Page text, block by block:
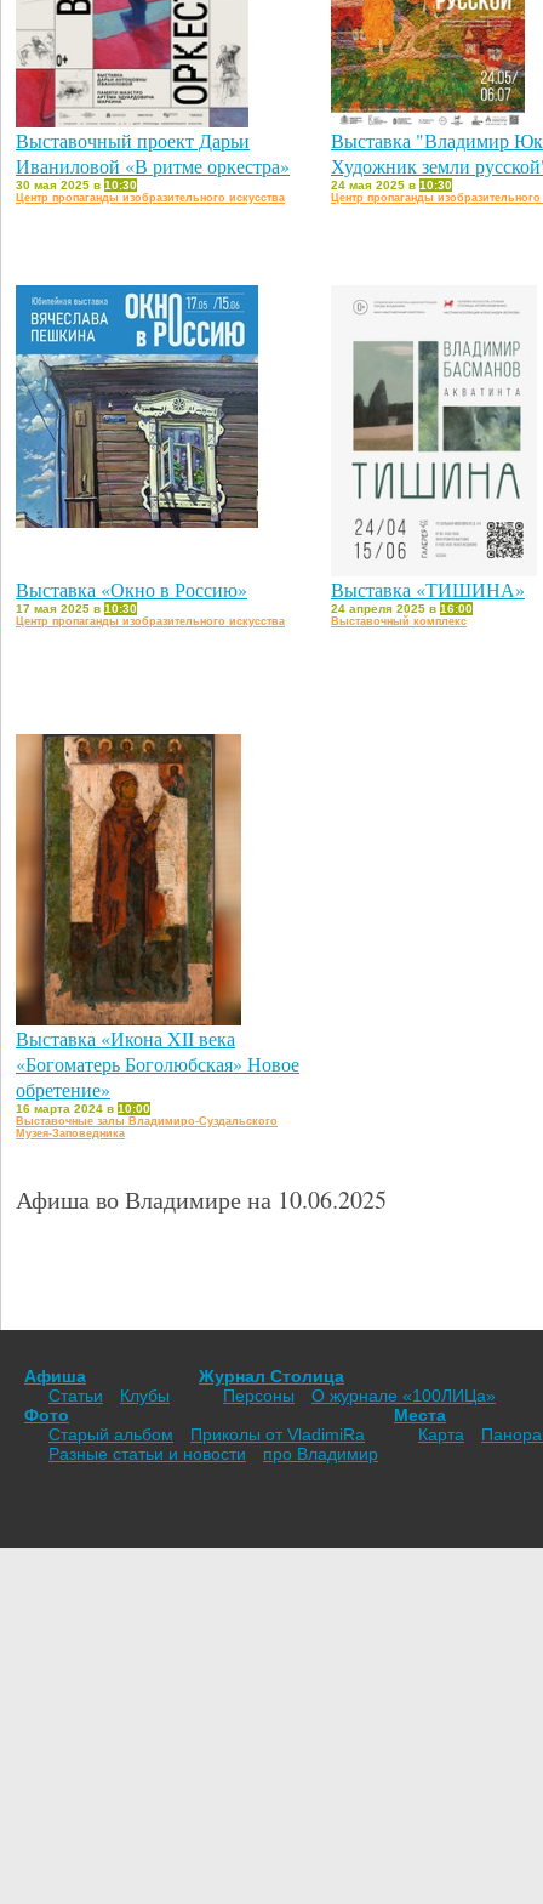
Выставочный проект Дарьи
Иваниловой «В ритме оркестра»
30 мая 2025 в 10:30
Центр пропаганды изобразительного искусства
Выставка "Владимир
Художник земли
24 мая 2025 в 10:30
Центр пропаганды изобразительного
Выставка «Окно в Россию»
17 мая 2025 в 10:30
Центр пропаганды изобразительного искусства
Выставка «ТИШИНА»
24 апреля 2025 в 16:00
Выставочный комплекс
Выставка «Икона XII века
«Богоматерь Боголюбская» Новое
обретение»
16 марта 2024 в 10:00
Выставочные залы Владимиро-Суздальского
Музея-Заповедника
Афиша во Владимире на 10.06.2025
Афиша
Статьи
Клубы
Журнал Столица
Персоны
О журнале «100ЛИЦа»
Фото
Старый альбом
Приколы от VladimiRа
Места
Карта
Разные статьи и новости
про Владимир